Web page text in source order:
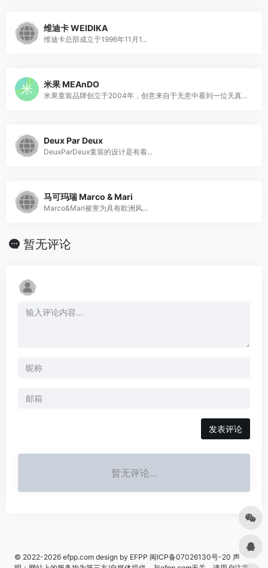
维迪卡 WEIDIKA
维迪卡总部成立于1996年11月1...
米果 MEAnDO
米果童装品牌创立于2004年，创意来自于无意中看到一位天真活泼的小孩子口中吃着“米果”的那份满足与幸福感，那真挚的表情是大人在现实世界里很难找到的……
Deux Par Deux
DeuxParDeux童装的设计是有着...
马可玛瑞 Marco & Mari
Marco&Mari被誉为具有欧洲风...
暂无评论
发表评论
暂无评论...
© 2022-2026 efpp.com design by EFPP 闽ICP备07026130号-20 声